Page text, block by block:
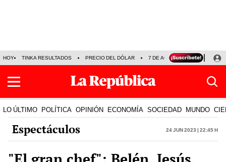
HOY TINKA RESULTADOS PRECIO DEL DÓLAR 7 DE AGOSTO OLLANTA
LO ÚLTIMO POLÍTICA OPINIÓN ECONOMÍA SOCIEDAD MUNDO
Espectáculos 24 Jun 2023 | 22:45 h